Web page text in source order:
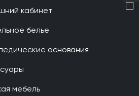
кабинет
белье
основания
мебель